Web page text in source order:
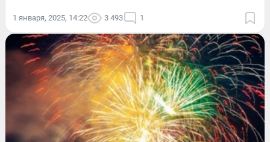
1 января, 2025, 14:22 3 493 1